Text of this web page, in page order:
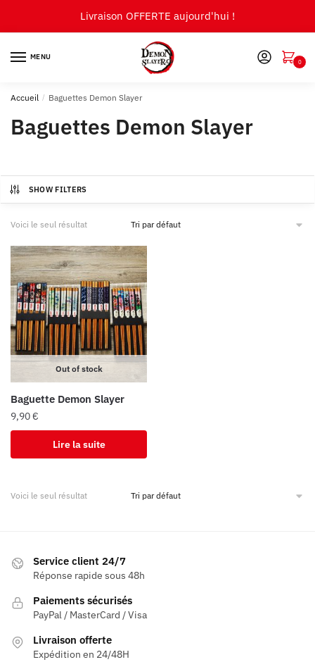
Livraison OFFERTE aujourd'hui !
MENU
0
Accueil / Baguettes Demon Slayer
Baguettes Demon Slayer
SHOW FILTERS
Voici le seul résultat
Out of stock
Baguette Demon Slayer
9,90€
Lire la suite
Voici le seul résultat
Service client 24/7
Réponse rapide sous 48h
Paiements sécurisés
PayPal / MasterCard / Visa
Livraison offerte
Expédition en 24/48H